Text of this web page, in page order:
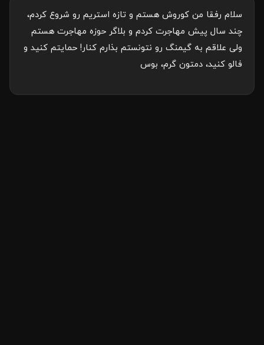
سلام رفقا من کوروش هستم و تازه استریم رو شروع کردم،
چند سال پیش مهاجرت کردم و بلاگر حوزه مهاجرت هستم
ولی علاقم به گیمنگ رو نتونستم بذارم کنار! حمایتم کنید و
فالو کنید، دمتون گرم، بوس